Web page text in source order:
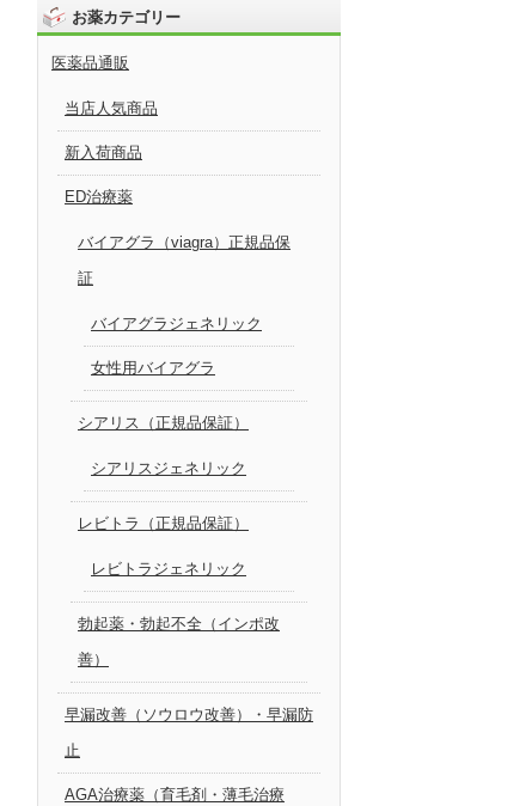
お薬カテゴリー
医薬品通販
当店人気商品
新入荷商品
ED治療薬
バイアグラ（viagra）正規品保
証
バイアグラジェネリック
女性用バイアグラ
シアリス（正規品保証）
シアリスジェネリック
レビトラ（正規品保証）
レビトラジェネリック
勃起薬・勃起不全（インポ改
善）
早漏改善（ソウロウ改善）・早漏防
止
AGA治療薬（育毛剤・薄毛治療